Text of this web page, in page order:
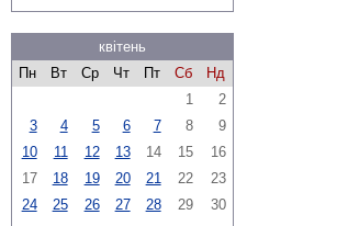
квітень
Пн
Вт Ср Чт Пт Сб
Нд
1
2
3
4 5 6 7 8
9
10
11 12 13 14 15
16
17
18 19 20 21 22
23
24
25 26 27 28 29 30